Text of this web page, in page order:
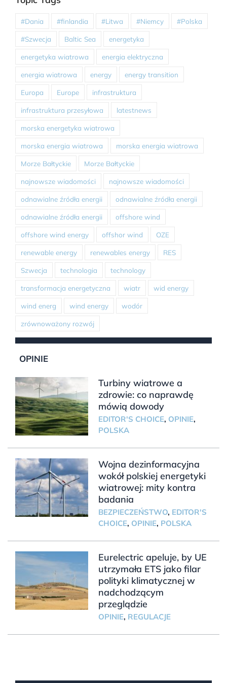
#Dania #finlandia #Litwa #Niemcy #Polska
#Szwecja Baltic Sea energetyka
energetyka wiatrowa energia elektryczna
energia wiatrowa energy energy transition
Europa Europe infrastruktura
infrastruktura przesyłowa latestnews
morska energetyka wiatrowa
morska energia wiatrowa morska energia wiatrowa
Morze Bałtyckie Morze Bałtyckie
najnowsze wiadomości najnowsze wiadomości
odnawialne źródła energii odnawialne źródła energii
odnawialne źródła energii offshore wind
offshore wind energy offshor wind OZE
renewable energy renewables energy RES
Szwecja technologia technology
transformacja energetyczna wiatr wid energy
wind energ wind energy wodór
zrównoważony rozwój
OPINIE
Turbiny wiatrowe a
zdrowie: co naprawdę
mówią dowody
EDITOR'S CHOICE, OPINIE,
POLSKA
Wojna dezinformacyjna
wokół polskiej energetyki
wiatrowej: mity kontra
badania
BEZPIECZEŃSTWO, EDITOR'S
CHOICE, OPINIE, POLSKA
Eurelectric apeluje, by UE
utrzymała ETS jako filar
polityki klimatycznej w
nadchodzącym
przeglądzie
OPINIE, REGULACJE